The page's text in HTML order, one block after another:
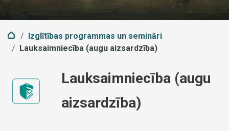
Izglītības programmas un semināri
Lauksaimniecība (augu aizsardzība)
Lauksaimniecība (augu
aizsardzība)